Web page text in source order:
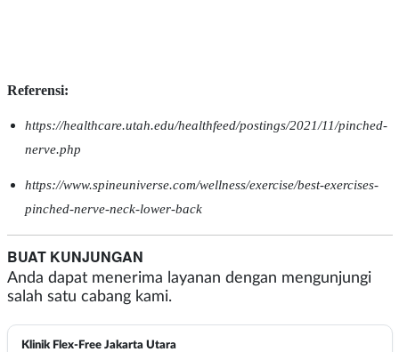
Referensi:
https://healthcare.utah.edu/healthfeed/postings/2021/11/pinched-
nerve.php
https://www.spineuniverse.com/wellness/exercise/best-exercises-
pinched-nerve-neck-lower-back
BUAT KUNJUNGAN
Anda dapat menerima layanan dengan mengunjungi
salah satu cabang kami.
Klinik Flex-Free Jakarta Utara